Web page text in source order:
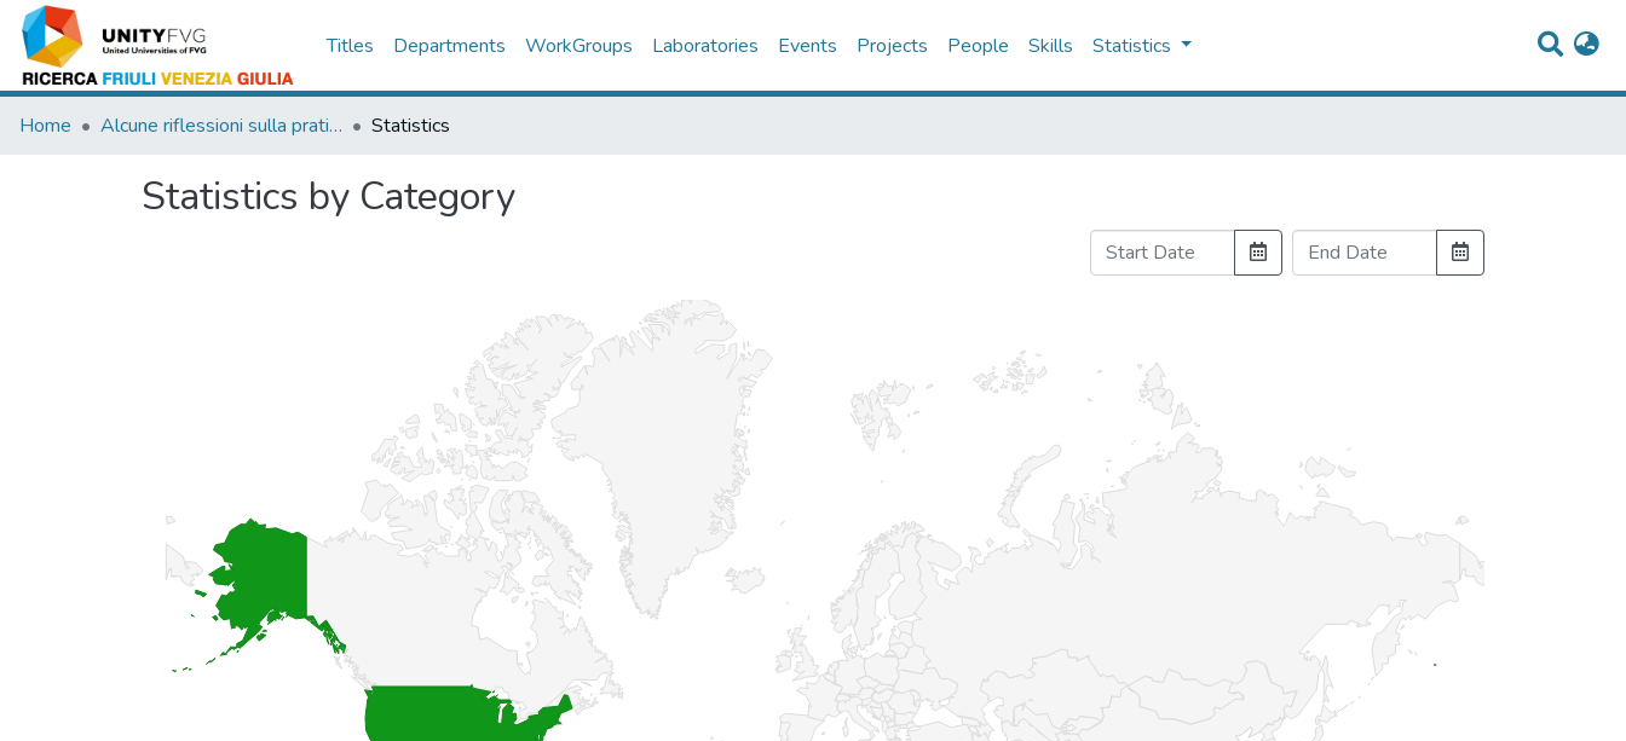
Titles Departments WorkGroups Laboratories Events Projects People Skills Statistics
Home Alcune riflessioni sulla pratica regolatoria, con riferimento ad alcuni settori dell’industria dei trasporti Statistics
Statistics by Category